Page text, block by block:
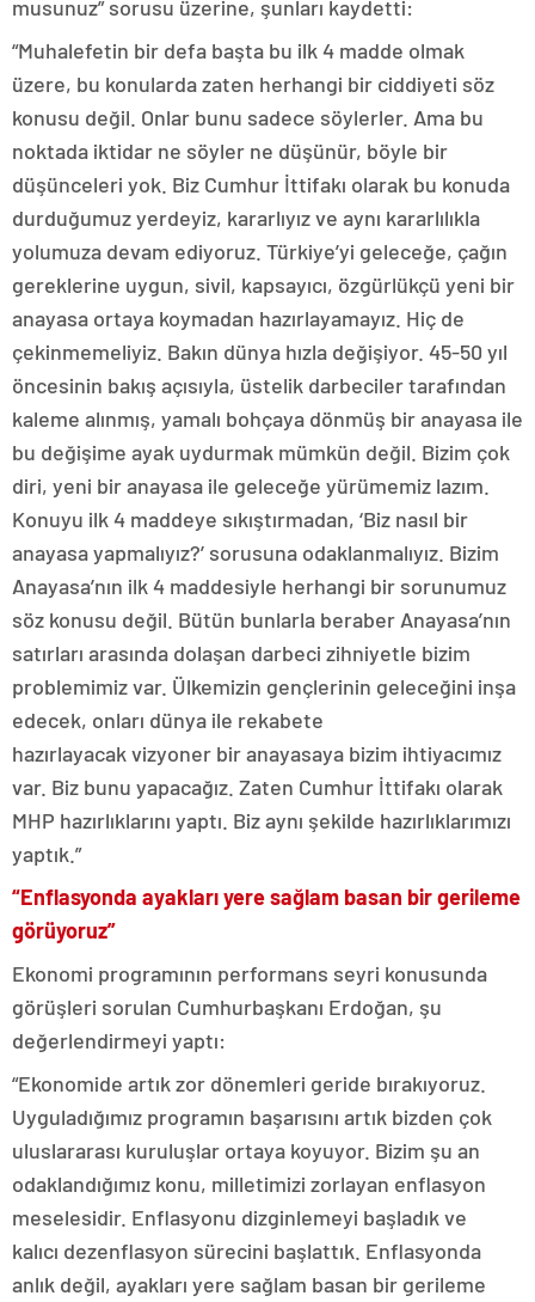
musunuz” sorusu üzerine, şunları kaydetti:
“Muhalefetin bir defa başta bu ilk 4 madde olmak
üzere, bu konularda zaten herhangi bir ciddiyeti söz
konusu değil. Onlar bunu sadece söylerler. Ama bu
noktada iktidar ne söyler ne düşünür, böyle bir
düşünceleri yok. Biz Cumhur İttifakı olarak bu konuda
durduğumuz yerdeyiz, kararlıyız ve aynı kararlılıkla
yolumuza devam ediyoruz. Türkiye’yi geleceğe, çağın
gereklerine uygun, sivil, kapsayıcı, özgürlükçü yeni bir
anayasa ortaya koymadan hazırlayamayız. Hiç de
çekinmemeliyiz. Bakın dünya hızla değişiyor. 45-50 yıl
öncesinin bakış açısıyla, üstelik darbeciler tarafından
kaleme alınmış, yamalı bohçaya dönmüş bir anayasa ile
bu değişime ayak uydurmak mümkün değil. Bizim çok
diri, yeni bir anayasa ile geleceğe yürümemiz lazım.
Konuyu ilk 4 maddeye sıkıştırmadan, ‘Biz nasıl bir
anayasa yapmalıyız?’ sorusuna odaklanmalıyız. Bizim
Anayasa’nın ilk 4 maddesiyle herhangi bir sorunumuz
söz konusu değil. Bütün bunlarla beraber Anayasa’nın
satırları arasında dolaşan darbeci zihniyetle bizim
problemimiz var. Ülkemizin gençlerinin geleceğini inşa
edecek, onları dünya ile rekabete
hazırlayacak vizyoner bir anayasaya bizim ihtiyacımız
var. Biz bunu yapacağız. Zaten Cumhur İttifakı olarak
MHP hazırlıklarını yaptı. Biz aynı şekilde hazırlıklarımızı
yaptık.”
“Enflasyonda ayakları yere sağlam basan bir gerileme
görüyoruz”
Ekonomi programının performans seyri konusunda
görüşleri sorulan Cumhurbaşkanı Erdoğan, şu
değerlendirmeyi yaptı:
“Ekonomide artık zor dönemleri geride bırakıyoruz.
Uyguladığımız programın başarısını artık bizden çok
uluslararası kuruluşlar ortaya koyuyor. Bizim şu an
odaklandığımız konu, milletimizi zorlayan enflasyon
meselesidir. Enflasyonu dizginlemeyi başladık ve
kalıcı dezenflasyon sürecini başlattık. Enflasyonda
anlık değil, ayakları yere sağlam basan bir gerileme